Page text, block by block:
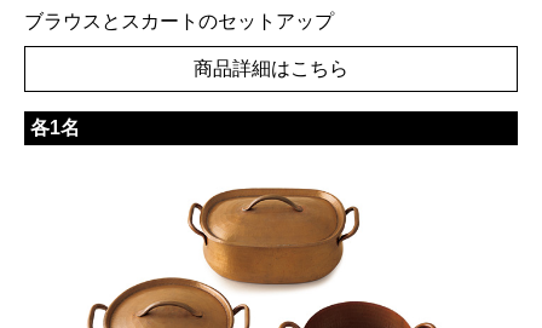
ブラウスとスカートのセットアップ
商品詳細はこちら
各1名